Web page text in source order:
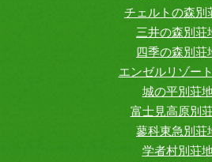
チェルトの森別
三井の森別荘
四季の森別荘
エンゼルリゾー
城の平別荘
富士見高原別
蓼科東急別荘
学者村別荘